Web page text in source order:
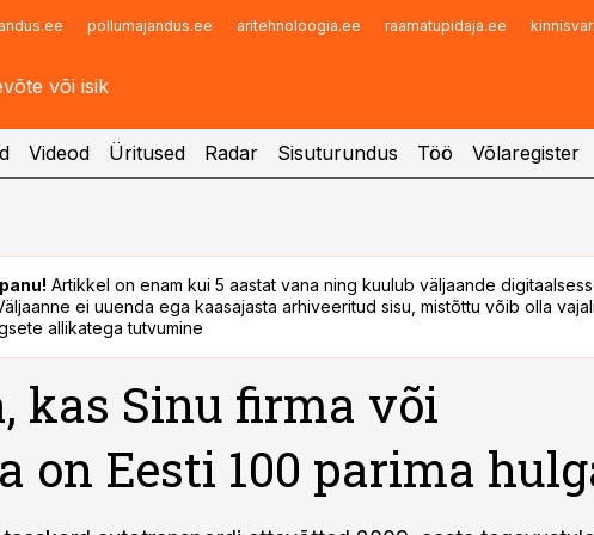
pollumajandus.ee aritehnoloogia.ee raamatupidaja.ee
Infopank
Videod Üritused Radar Sisuturundus Töö Võlaregister
Artikkel on enam kui 5 aastat vana ning kuulub väljaande
ei uuenda ega kaasajasta arhiveeritud sisu, mistõttu võib olla
allikatega tutvumine
kas Sinu firma või
on Eesti 100 parima